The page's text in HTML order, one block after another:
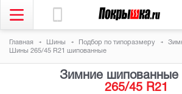
Главная Шины Подбор по типоразмеру
Шины 265/45 R21 шипованные
Зимние
265/45 R21